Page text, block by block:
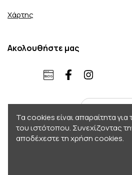
Χάρτης
Ακολουθήστε μας
ελληνικά
Copyright 2026 © Accordo.
Τα cookies είναι απαραίτητα για
του ιστότοπου. Συνεχίζοντας
αποδέχεστε τη χρήση cookies.